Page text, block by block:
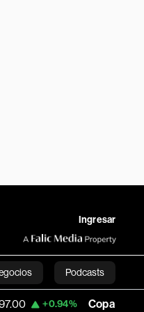
Ingresar
Podcasts
Copa Holdings